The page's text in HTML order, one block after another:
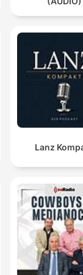
Lanz